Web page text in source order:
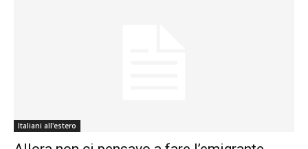
Italiani all'estero